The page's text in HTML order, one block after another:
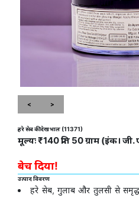
< >
हरे सेब की देखभाल (11371)
मूल्यः ₹140 प्रति 50 ग्राम (इंक। जी.
बेच दिया!
उत्पाद विवरण
हरे सेब, गुलाब और तुलसी से